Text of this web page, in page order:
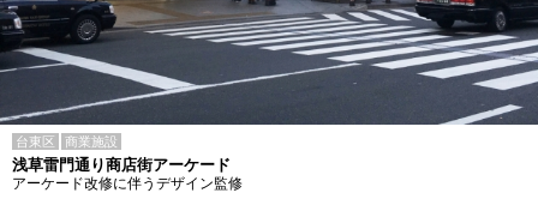
台東区 商業施設
浅草雷門通り商店街アーケード
アーケード改修に伴うデザイン監修